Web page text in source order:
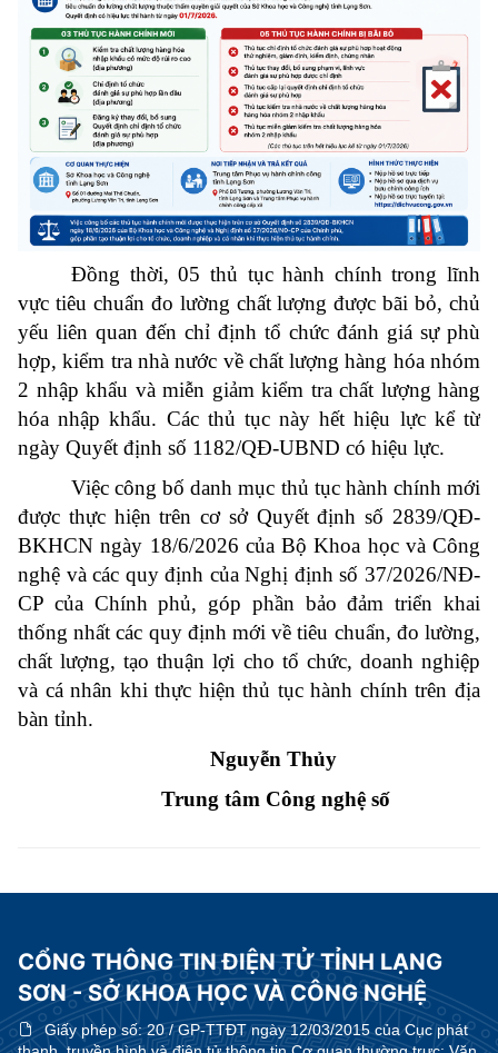
Đồng thời, 05 thủ tục hành chính trong lĩnh
vực tiêu chuẩn đo lường chất lượng được bãi bỏ, chủ
yếu liên quan đến chỉ định tổ chức đánh giá sự phù
hợp, kiểm tra nhà nước về chất lượng hàng hóa nhóm
2 nhập khẩu và miễn giảm kiểm tra chất lượng hàng
hóa nhập khẩu. Các thủ tục này hết hiệu lực kể từ
ngày Quyết định số 1182/QĐ-UBND có hiệu lực.
Việc công bố danh mục thủ tục hành chính mới
được thực hiện trên cơ sở Quyết định số 2839/QĐ-
BKHCN ngày 18/6/2026 của Bộ Khoa học và Công
nghệ và các quy định của Nghị định số 37/2026/NĐ-
CP của Chính phủ, góp phần bảo đảm triển khai
thống nhất các quy định mới về tiêu chuẩn, đo lường,
chất lượng, tạo thuận lợi cho tổ chức, doanh nghiệp
và cá nhân khi thực hiện thủ tục hành chính trên địa
bàn tỉnh.
Nguyễn Thủy
Trung tâm Công nghệ số
CỔNG THÔNG TIN ĐIỆN TỬ TỈNH LẠNG
SƠN - SỞ KHOA HỌC VÀ CÔNG NGHỆ
Giấy phép số:20 / GP-TTĐT ngày 12/03/2015 của Cục phát